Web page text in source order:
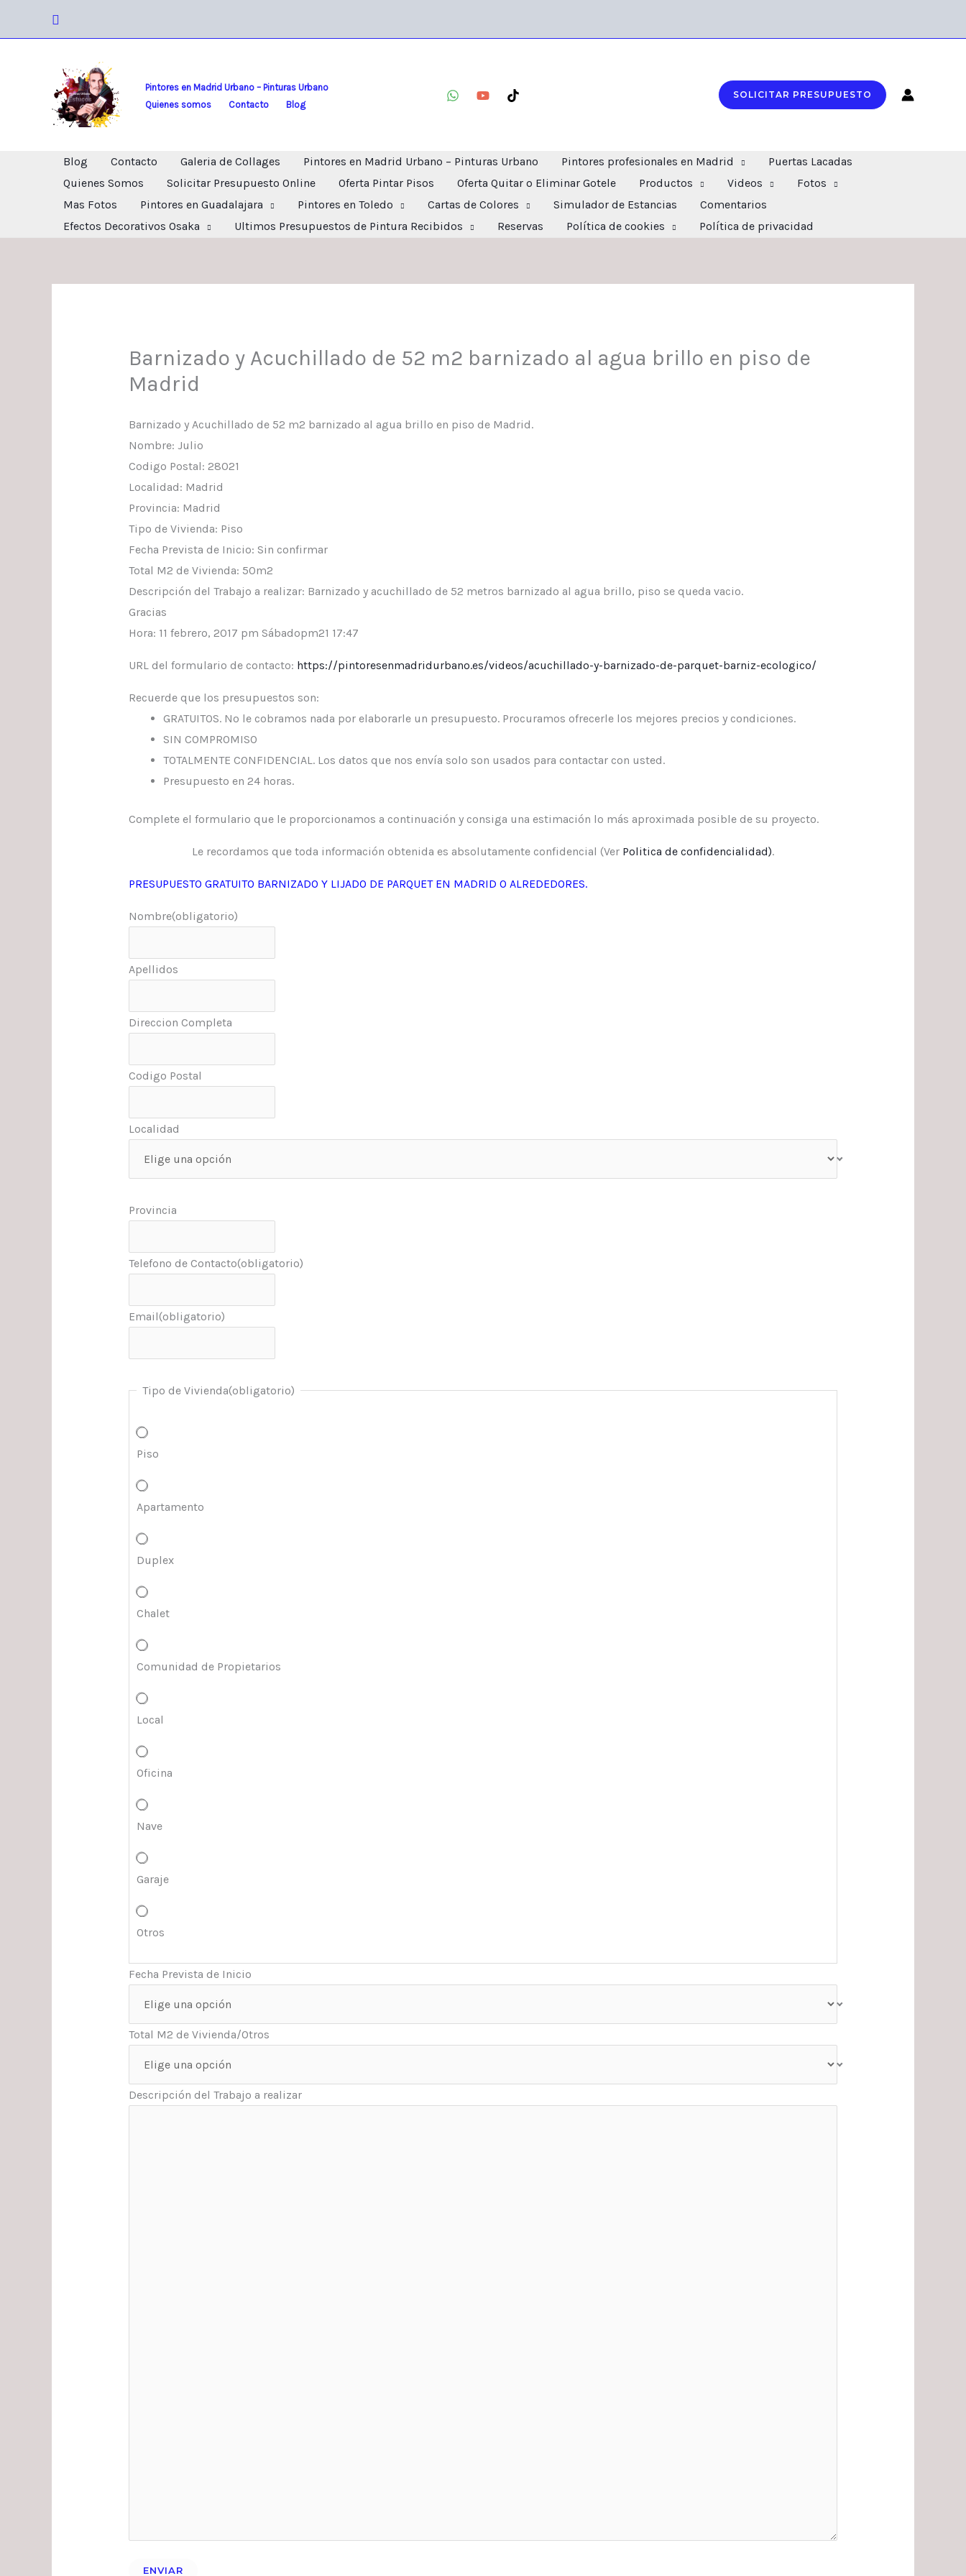
Buscar
Pintores en Madrid Urbano – Pinturas Urbano
Quienes somos
Contacto Blog
SOLICITAR PRESUPUESTO
Blog Contacto Galeria de Collages Pintores en Madrid Urbano – Pinturas Urbano Pintores profesionales en Madrid
Puertas Lacadas
Quienes Somos
Solicitar Presupuesto Online Oferta Pintar Pisos Oferta Quitar o Eliminar Gotele Productos Videos
Fotos
Mas Fotos
Pintores en Guadalajara Pintores en Toledo Cartas de Colores Simulador de Estancias
Comentarios
Efectos Decorativos Osaka
Ultimos Presupuestos de Pintura Recibidos Reservas Política de cookies Política de privacidad
Barnizado y Acuchillado de 52 m2 barnizado al agua brillo en piso de
Madrid
Barnizado y Acuchillado de 52 m2 barnizado al agua brillo en piso de Madrid.
Nombre: Julio
Codigo Postal: 28021
Localidad: Madrid
Provincia: Madrid
Tipo de Vivienda: Piso
Fecha Prevista de Inicio: Sin confirmar
Total M2 de Vivienda: 50m2
Descripción del Trabajo a realizar: Barnizado y acuchillado de 52 metros barnizado al agua brillo, piso se queda vacio.
Gracias
Hora: 11 febrero, 2017 pm Sábadopm21 17:47
URL del formulario de contacto: https://pintoresenmadridurbano.es/videos/acuchillado-y-barnizado-de-parquet-barniz-ecologico/
Recuerde que los presupuestos son:
GRATUITOS. No le cobramos nada por elaborarle un presupuesto. Procuramos ofrecerle los mejores precios y condiciones.
SIN COMPROMISO
TOTALMENTE CONFIDENCIAL. Los datos que nos envía solo son usados para contactar con usted.
Presupuesto en 24 horas.
Complete el formulario que le proporcionamos a continuación y consiga una estimación lo más aproximada posible de su proyecto.
Le recordamos que toda información obtenida es absolutamente confidencial (Ver Politica de confidencialidad).
PRESUPUESTO GRATUITO BARNIZADO Y LIJADO DE PARQUET EN MADRID O ALREDEDORES.
Nombre(obligatorio)
Apellidos
Direccion Completa
Codigo Postal
Localidad
Provincia
Telefono de Contacto(obligatorio)
Email(obligatorio)
Tipo de Vivienda(obligatorio)
Piso
Apartamento
Duplex
Chalet
Comunidad de Propietarios
Local
Oficina
Nave
Garaje
Otros
Fecha Prevista de Inicio
Total M2 de Vivienda/Otros
Descripción del Trabajo a realizar
ENVIAR